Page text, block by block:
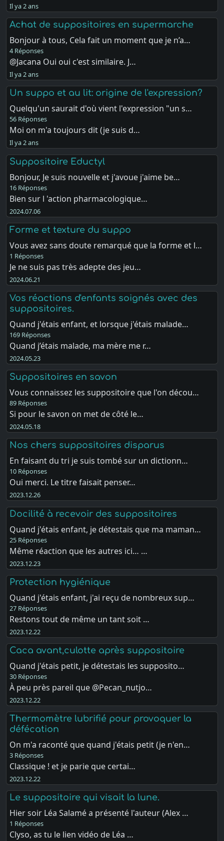
Il ya 2 ans
Achat de suppositoires en supermarche
Bonjour à tous, Cela fait un moment que je n’a…
4 Réponses
@Jacana Oui oui c'est similaire. J…
Il ya 2 ans
Un suppo et au lit: origine de l'expression?
Quelqu'un saurait d'où vient l'expression "un s…
56 Réponses
Moi on m'a toujours dit (je suis d…
Il ya 2 ans
Suppositoire Eductyl
Bonjour, Je suis nouvelle et j'avoue j'aime be…
16 Réponses
Bien sur l 'action pharmacologique…
2024.07.06
Forme et texture du suppo
Vous avez sans doute remarqué que la forme et l…
1 Réponses
Je ne suis pas très adepte des jeu…
2024.06.21
Vos réactions d'enfants soignés avec des
suppositoires.
Quand j'étais enfant, et lorsque j'étais malade…
169 Réponses
Quand j’étais malade, ma mère me r…
2024.05.23
Suppositoires en savon
Vous connaissez les suppositoire que l'on décou…
89 Réponses
Si pour le savon on met de côté le…
2024.05.18
Nos chers suppositoires disparus
En faisant du tri je suis tombé sur un dictionn…
10 Réponses
Oui merci. Le titre faisait penser…
2023.12.26
Docilité à recevoir des suppositoires
Quand j'étais enfant, je détestais que ma maman…
25 Réponses
Même réaction que les autres ici… …
2023.12.23
Protection hygiénique
Quand j'étais enfant, j'ai reçu de nombreux sup…
27 Réponses
Restons tout de même un tant soit …
2023.12.22
Caca avant,culotte après suppositoire
Quand j'étais petit, je détestais les supposito…
30 Réponses
À peu près pareil que @Pecan_nutjo…
2023.12.22
Thermomètre lubrifié pour provoquer la
défécation
On m'a raconté que quand j'étais petit (je n'en…
3 Réponses
Classique ! et je parie que certai…
2023.12.22
Le suppositoire qui visait la lune.
Hier soir Léa Salamé a présenté l'auteur (Alex …
1 Réponses
Clyso, as tu le lien vidéo de Léa …